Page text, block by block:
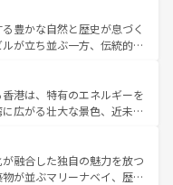
多彩な魅力を心ゆくまで味
い。 なお、新着の韓国情報はコンテンツ一
。ハノイの古い町並みやホ
の建物も、独特の雰囲気を
ティの豊かさとおいしさで
トナムコーヒーなどは、ぜ
を訪れてもあたたかい人々
きっと忘れられない旅にな
豊かな自然と歴史が息づく
が立ち並ぶ一方、伝統的な
はチェンマイなどの山岳地
プーケットやクラビの美し
むことができる。タイ料理
どの季節にも異なる楽しみ
イの人々、仏教を中心とし
が、訪れる旅人を魅了し続
港は、特有のエネルギーを
広がる壮大な景色、近未来
ず。観光スポットが密集し
れるのも魅力。息をのむよ
、香港を存分に楽しみ尽く
融合した独自の魅力を放つ
が並ぶマリーナベイ、歴史